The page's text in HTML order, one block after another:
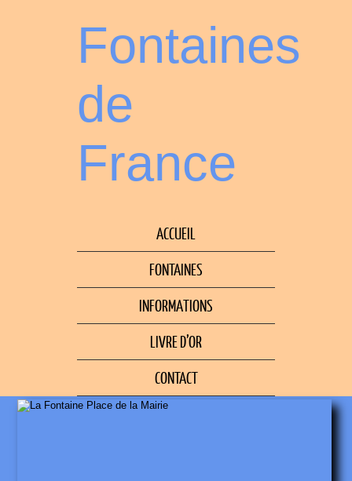
Fontaines
de
France
ACCUEIL
FONTAINES
INFORMATIONS
LIVRE D’OR
CONTACT